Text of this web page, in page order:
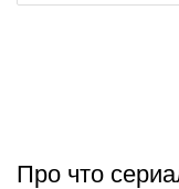
Про что